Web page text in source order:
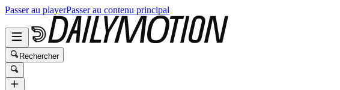
Passer au playerPasser au contenu principal
Rechercher